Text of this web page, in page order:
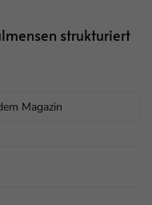
strukturiert
Magazin